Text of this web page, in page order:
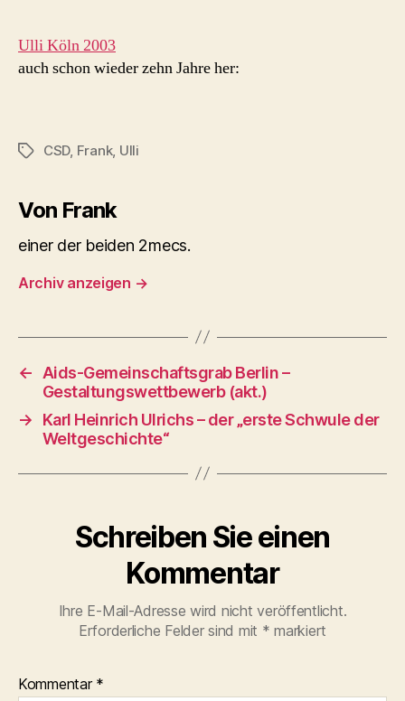
Ulli Köln 2003
auch schon wieder zehn Jahre her:
Schlagwörter
CSD, Frank, Ulli
Von Frank
einer der beiden 2mecs.
Archiv anzeigen →
←
Aids-Gemeinschaftsgrab Berlin –
Gestaltungswettbewerb (akt.)
→
Karl Heinrich Ulrichs – der „erste Schwule der
Weltgeschichte“
Schreiben Sie einen
Kommentar
Ihre E-Mail-Adresse wird nicht veröffentlicht.
Erforderliche Felder sind mit * markiert
Kommentar *